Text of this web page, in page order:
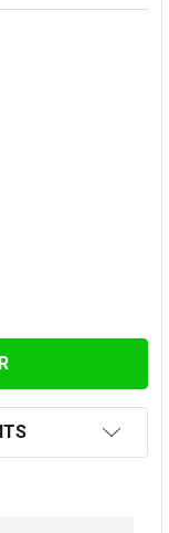
INOX FLEXIBLE
DE TUBAGE